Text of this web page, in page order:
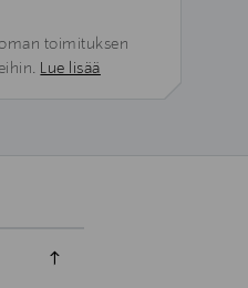
toimituksen
Lue lisää